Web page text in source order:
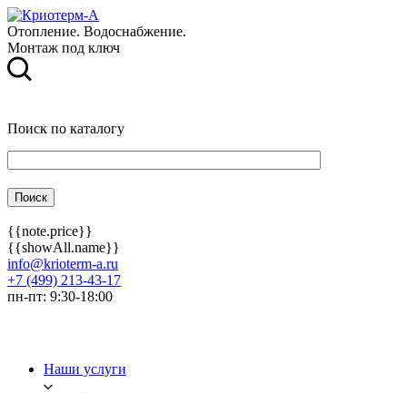
Отопление. Водоснабжение.
Монтаж под ключ
Поиск по каталогу
{{note.price}}
{{showAll.name}}
info@krioterm-a.ru
+7 (499) 213-43-17
пн-пт: 9:30-18:00
Наши услуги